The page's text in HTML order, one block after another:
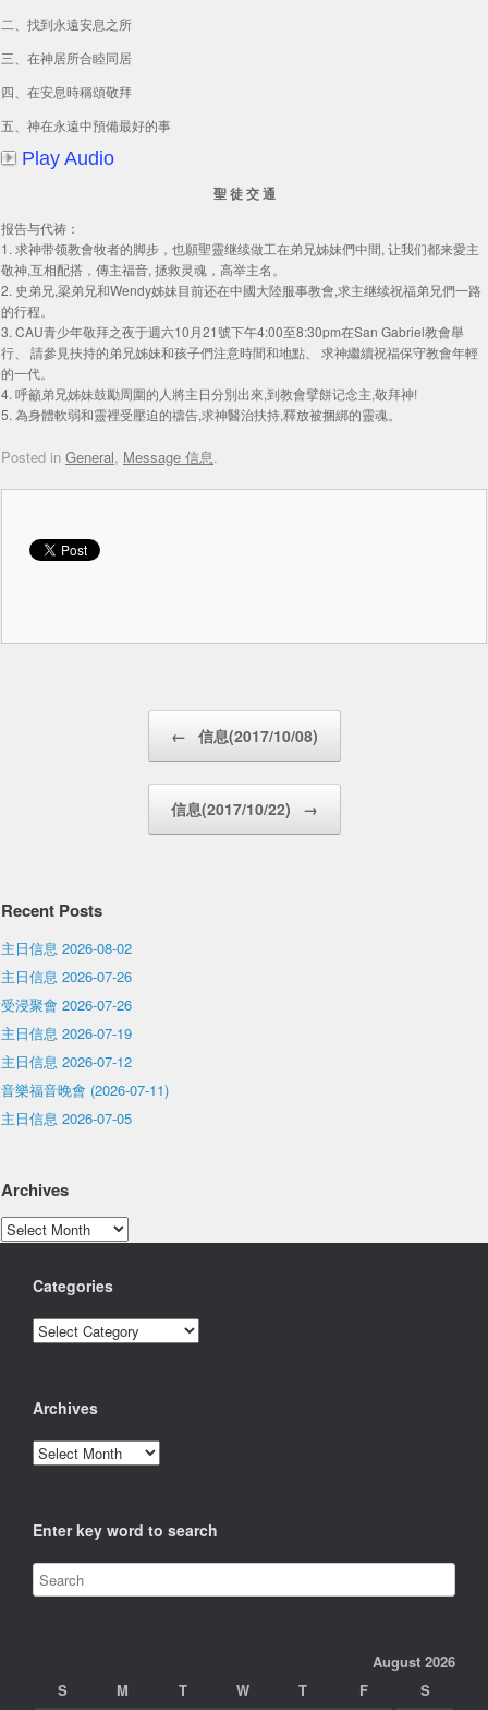
二、找到永遠安息之所
三、在神居所合睦同居
四、在安息時稱頌敬拜
五、神在永遠中預備最好的事
Play Audio
聖 徒 交 通
报告与代祷：
1. 求神带领教會牧者的脚步，也願聖靈继续做工在弟兄姊妹們中間, 让我们都来愛主
敬神,互相配搭，傳主福音, 拯救灵魂，高举主名。
2. 史弟兄,梁弟兄和Wendy姊妹目前还在中國大陸服事教會,求主继续祝福弟兄們一路
的行程。
3. CAU青少年敬拜之夜于週六10月21號下午4:00至8:30pm在San Gabriel教會舉
行、 請參見扶持的弟兄姊妹和孩子們注意時間和地點、 求神繼續祝福保守教會年輕
的一代。
4. 呼籲弟兄姊妹鼓勵周圍的人將主日分別出來,到教會擘餅记念主,敬拜神!
5. 為身體軟弱和靈裡受壓迫的禱告,求神醫治扶持,釋放被捆綁的靈魂。
Posted in General, Message 信息.
← 信息(2017/10/08)
信息(2017/10/22) →
Recent Posts
主日信息 2026-08-02
主日信息 2026-07-26
受浸聚會 2026-07-26
主日信息 2026-07-19
主日信息 2026-07-12
音樂福音晚會 (2026-07-11)
主日信息 2026-07-05
Archives
Archives
Categories
Categories
Archives
Archives
Enter key word to search
August 2026
S
M T W T F
S